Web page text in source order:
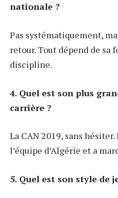
nationale ?
Pas systématiquement,
retour. Tout dépend de sa
discipline.
4. Quel est son plus
carrière ?
La CAN 2019, sans
l’équipe d’Algérie et a
5. Quel est son style de